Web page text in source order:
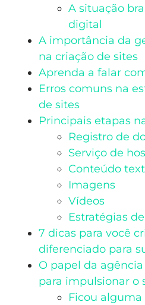
A situação
digital
A importância da
na criação de sites
Aprenda a falar
Erros comuns na
de sites
Principais etapas
Registro de
Serviço de
Conteúdo
Imagens
Vídeos
Estratégias
7 dicas para você
diferenciado para
O papel da
para impulsionar o
Ficou